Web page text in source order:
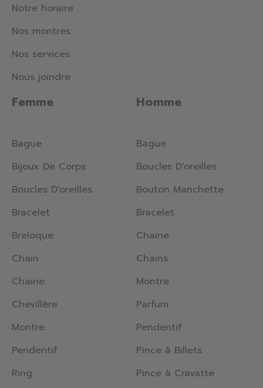
Femme
Bague
Bijoux De Corps
Boucles D'oreilles
Bracelet
Breloque
Chain
Chaine
Chevillère
Montre
Pendentif
Ring
Homme
Bague
Boucles D'oreilles
Bouton Manchette
Bracelet
Chaine
Chains
Montre
Parfum
Pendentif
Pince à Billets
Pince à Cravatte
Notre horaire
Nos montres
Nos services
Nous joindre